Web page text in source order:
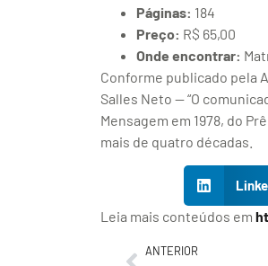
Páginas: 184
Preço: R$ 65,00
Onde encontrar:
Conforme publicado pela
Salles Neto — “O
Mensagem em 1978, do
mais de quatro décadas.
Leia mais conteúdos em
ANTERIOR